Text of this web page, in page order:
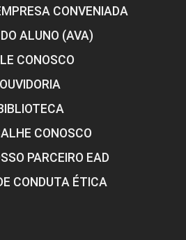
CONVENIADA
ALUNO (AVA)
CONOSCO
OUVIDORIA
CONOSCO
PARCEIRO EAD
CONDUTA ÉTICA